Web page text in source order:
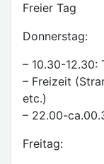
Freier Tag
Donnerstag:
– 10.30-12.30:
– Freizeit
etc.)
– 22.00-
Freitag: